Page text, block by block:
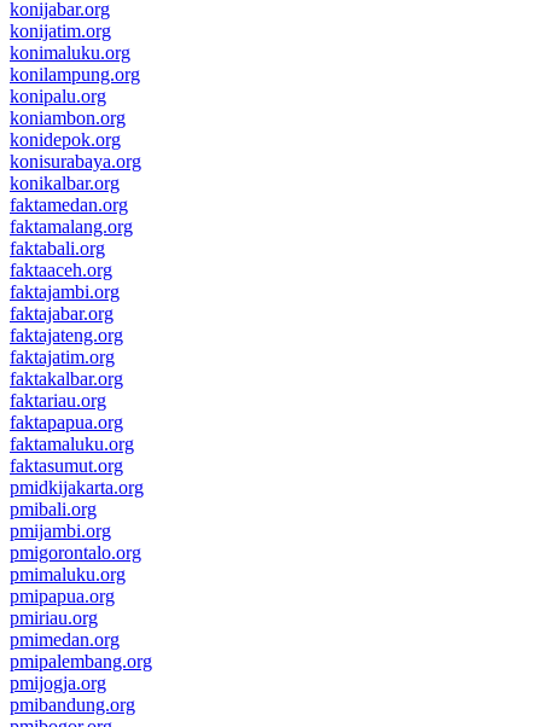
konijabar.org
konijatim.org
konimaluku.org
konilampung.org
konipalu.org
koniambon.org
konidepok.org
konisurabaya.org
konikalbar.org
faktamedan.org
faktamalang.org
faktabali.org
faktaaceh.org
faktajambi.org
faktajabar.org
faktajateng.org
faktajatim.org
faktakalbar.org
faktariau.org
faktapapua.org
faktamaluku.org
faktasumut.org
pmidkijakarta.org
pmibali.org
pmijambi.org
pmigorontalo.org
pmimaluku.org
pmipapua.org
pmiriau.org
pmimedan.org
pmipalembang.org
pmijogja.org
pmibandung.org